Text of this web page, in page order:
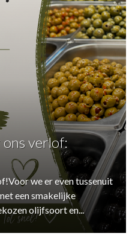
verlof:
we er even tussenuit
een smakelijke
olijfsoort en...